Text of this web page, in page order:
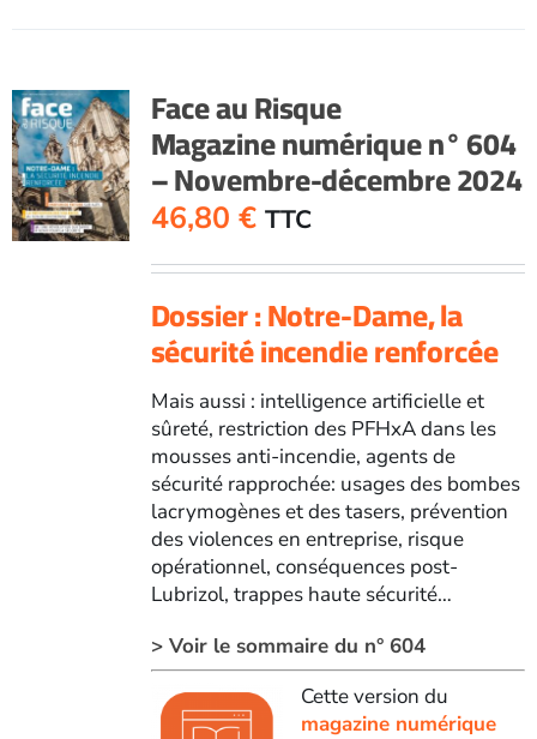
Face au Risque
Magazine numérique n° 604
– Novembre-décembre 2024
46,80 € TTC
Dossier : Notre-Dame, la
sécurité incendie renforcée
Mais aussi : intelligence artificielle et
sûreté, restriction des PFHxA dans les
mousses anti-incendie, agents de
sécurité rapprochée: usages des bombes
lacrymogènes et des tasers, prévention
des violences en entreprise, risque
opérationnel, conséquences post-
Lubrizol, trappes haute sécurité…
> Voir le sommaire du n° 604
Cette version du
magazine numérique